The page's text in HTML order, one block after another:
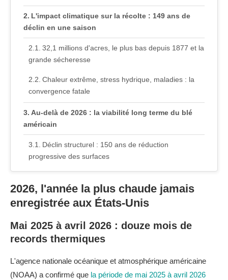
L'impact climatique sur la récolte : 149 ans de
déclin en une saison
32,1 millions d'acres, le plus bas depuis 1877 et la
grande sécheresse
Chaleur extrême, stress hydrique, maladies : la
convergence fatale
Au-delà de 2026 : la viabilité long terme du blé
américain
Déclin structurel : 150 ans de réduction
progressive des surfaces
l'adaptation agricole en cours
Changement climatique et sécurité alimentaire
mondiale
Le blé nourrit 20% de l'humanité : quand les
Populations vulnérables et dépendance aux
2026, l'année la plus chaude jamais
enregistrée aux États-Unis
Mai 2025 à avril 2026 : douze mois de
records thermiques
L'agence nationale océanique et atmosphérique américaine
(NOAA) a confirmé que la période de mai 2025 à avril 2026